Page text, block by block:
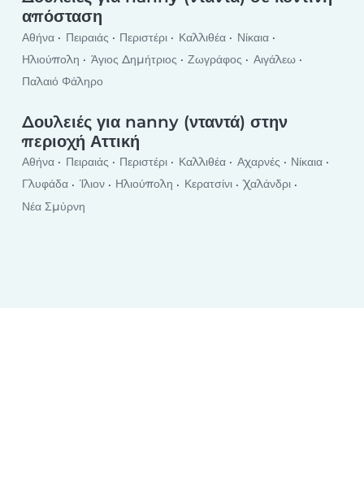
απόσταση
Αθήνα Πειραιάς Περιστέρι Καλλιθέα
Νίκαια
Ηλιούπολη
Άγιος Δημήτριος Ζωγράφος
Αιγάλεω
Παλαιό Φάληρο
Δουλειές για nanny (νταντά) στην
περιοχή Αττική
Αθήνα Πειραιάς Περιστέρι Καλλιθέα Αχαρνές
Νίκαια
Γλυφάδα
Ίλιον Ηλιούπολη Κερατσίνι
Χαλάνδρι
Νέα Σμύρνη